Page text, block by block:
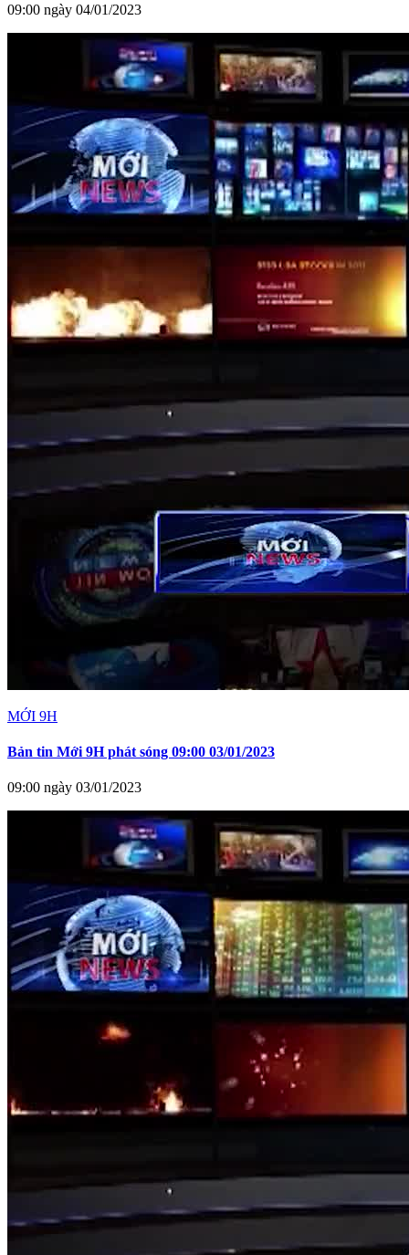
09:00 ngày 04/01/2023
MỚI 9H
Bản tin Mới 9H phát sóng 09:00 03/01/2023
09:00 ngày 03/01/2023